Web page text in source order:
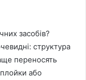
засобів?
структура
переносять
або